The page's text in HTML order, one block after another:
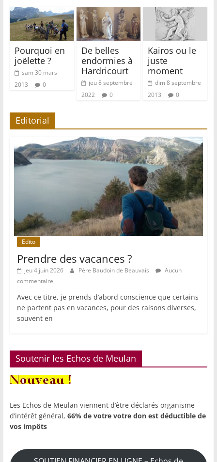
Pourquoi en
joëlette ?
sam 30 mars
2013
0
De belles
endormies à
Hardricourt
jeu 8 septembre
2022
0
Kairos ou le
juste
moment
dim 8 septembre
2013
0
Editorial
Edito
Prendre des vacances ?
jeu 4 juin 2026 Père Baudoin de Beauvais
Aucun
commentaire
Avec ce titre, je prends d’abord conscience que certains
ne partent pas en vacances, pour des raisons diverses,
souvent en
Soutenir les Echos de Meulan
Les Echos de Meulan viennent d’être déclarés organisme
d’intérêt général, 66% de votre votre don est déductible de
vos impôts